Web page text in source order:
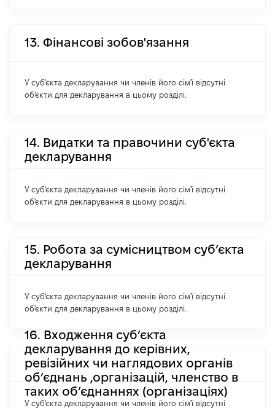
13. Фінансові зобов'язання
У суб'єкта декларування чи членів його сім'ї відсутні
об'єкти для декларування в цьому розділі.
14. Видатки та правочини суб'єкта
декларування
У суб'єкта декларування чи членів його сім'ї відсутні
об'єкти для декларування в цьому розділі.
15. Робота за сумісництвом суб’єкта
декларування
У суб'єкта декларування чи членів його сім'ї відсутні
об'єкти для декларування в цьому розділі.
16. Входження суб’єкта
декларування до керівних,
ревізійних чи наглядових органів
об’єднань ,організацій, членство в
таких об’єднаннях (організаціях)
У суб'єкта декларування чи членів його сім'ї відсутні